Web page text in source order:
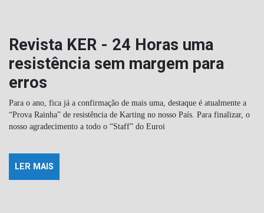
Revista KER - 24 Horas uma
resistência sem margem para
erros
Para o ano, fica já a confirmação de mais uma, destaque é atualmente a
“Prova Rainha” de resistência de Karting no nosso País. Para finalizar, o
nosso agradecimento a todo o “Staff” do Euroi
LER MAIS